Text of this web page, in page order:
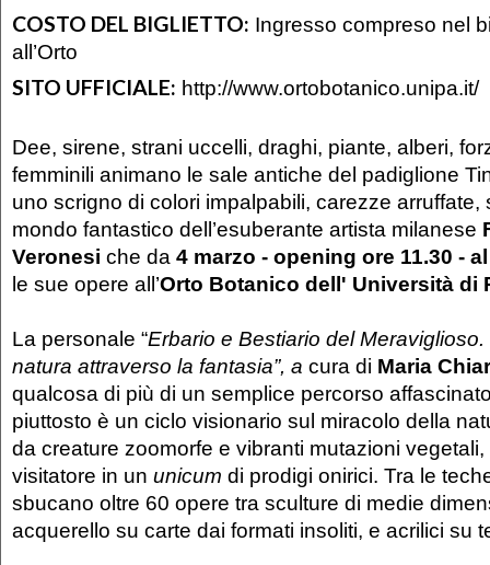
COSTO DEL BIGLIETTO: Ingresso compreso nel
all’Orto
SITO UFFICIALE: http://www.ortobotanico.unipa.it/
Dee, sirene, strani uccelli, draghi, piante, alberi,
femminili animano le sale antiche del padiglione
uno scrigno di colori impalpabili, carezze arruffate,
mondo fantastico dell’esuberante artista milanese
Veronesi che da 4 marzo - opening ore 11.30 -
le sue opere all’Orto Botanico dell' Università di
La personale “Erbario e Bestiario del
natura attraverso la fantasia”, a cura di Maria
qualcosa di più di un semplice percorso
piuttosto è un ciclo visionario sul miracolo della
da creature zoomorfe e vibranti mutazioni
visitatore in un unicum di prodigi onirici. Tra le
sbucano oltre 60 opere tra sculture di medie
acquerello su carte dai formati insoliti, e acrilici su